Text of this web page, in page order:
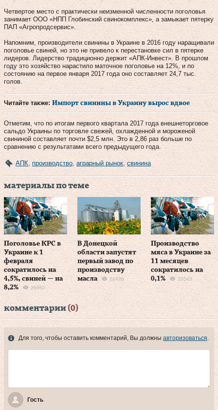
Четвертое место с практически неизменной численности поголовья
занимает ООО «НПП Глобинский свинокомплекс», а замыкает пятерку
ПАП «Агропродсервис».
Напомним, производители свинины в Украине в 2016 году наращивали
поголовье свиней, но это не привело к перестановке сил в пятерке
лидеров. Лидерство традиционно держит «АПК-Инвест». В прошлом
году это хозяйство нарастило маточное поголовье на 12%, и по
состоянию на первое января 2017 года оно составляет 24,7 тыс.
голов.
Читайте также: Импорт свинины в Украину вырос вдвое
Отметим, что по итогам первого квартала 2017 года внешнеторговое
сальдо Украины по торговле свежей, охлажденной и мороженой
свининой составляет почти $2,5 млн. Это в 2,86 раз больше по
сравнению с результатами всего предыдущего года.
АПК производство аграрный рынок свинина
материалы по теме
Поголовье КРС в
Украине к 1
февраля
сократилось на
4,5%, свиней — на
8,2%
26662
В Донецкой
области запустят
первый завод по
производству
масла
28436
Производство
мяса в Украине за
11 месяцев
сократилось на
0,1%
28543
комментарии (0)
Для того, чтобы оставить комментарий, Вы должны авторизоваться.
Гость